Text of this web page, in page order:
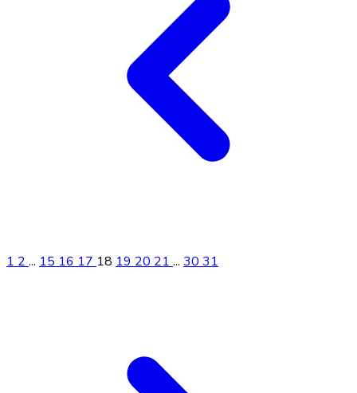
1 2 ... 15 16 17 18 19 20 21 ... 30 31